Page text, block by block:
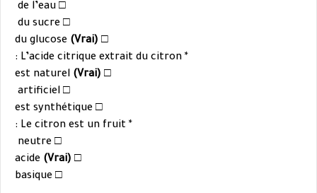
□ de l’eau
□ du sucre
□ du glucose
(Vrai)
* L’acide citrique extrait du citron :
□ est naturel
(Vrai)
□ artificiel
□ est synthétique
* Le citron est un fruit :
□ neutre
□ acide
(Vrai)
□ basi
que